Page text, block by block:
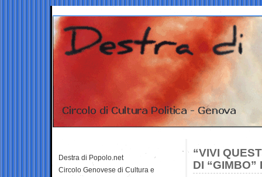
“VIVI
DI “GIMBO”
Destra di Popolo.net
Circolo Genovese di Cultura e